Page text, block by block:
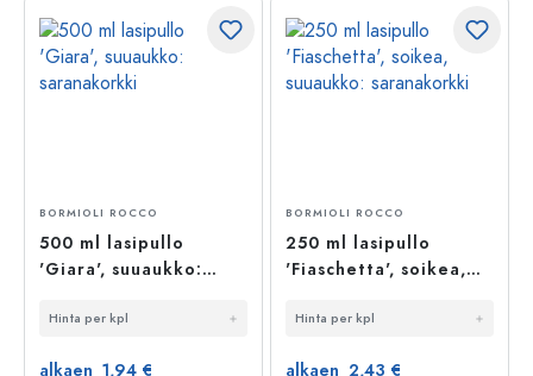
BORMIOLI ROCCO
500 ml lasipullo
'Giara', suuaukko:
Hinta per kpl
alkaen 1,94 €
BORMIOLI ROCCO
250 ml lasipullo
'Fiaschetta', soikea,
saranakorkki
Hinta per kpl
alkaen 2,43 €